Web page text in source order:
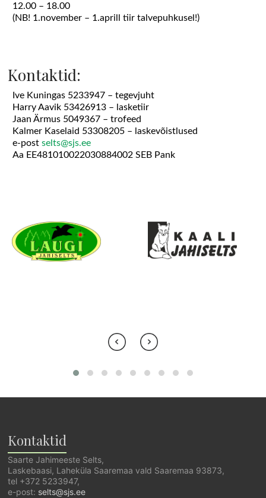
12.00 – 18.00
(NB! 1.november – 1.aprill tiir talvepuhkusel!)
Kontaktid:
Ive Kuningas 5233947 – tegevjuht
Harry Aavik 53426913 – lasketiir
Jaan Ärmus 5049367 – trofeed
Kalmer Kaselaid 53308205 – laskevõistlused
e-postselts@sjs.ee
Aa EE481010022030884002 SEB Pank
Kontaktid
Saarte Jahimeeste Selts,
Laskebaasi, Laheküla Saaremaa vald Saaremaa 93873,
tel +372 5233947,
e-post: selts@sjs.ee